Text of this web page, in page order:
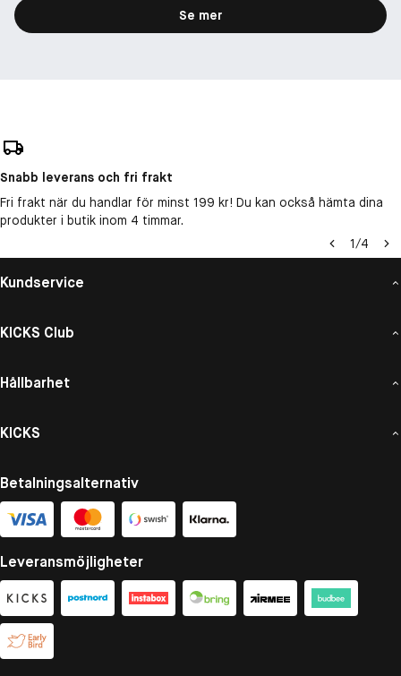
Se mer
Snabb leverans och fri frakt
Fri frakt när du handlar för minst 199 kr! Du kan också hämta dina
produkter i butik inom 4 timmar.
1/4
Kundservice
KICKS Club
Hållbarhet
KICKS
Betalningsalternativ
Leveransmöjligheter